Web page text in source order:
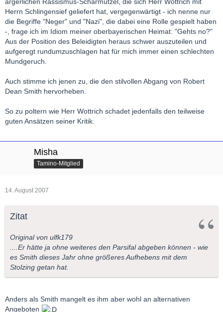
Herrn Schlingensief geliefert hat, vergegenwärtigt - ich nenne nur
die Begriffe "Neger" und "Nazi", die dabei eine Rolle gespielt haben
-, frage ich im Idiom meiner oberbayerischen Heimat: "Gehts no?"
Aus der Position des Beleidigten heraus schwer auszuteilen und
aufgeregt rundumzuschlagen hat für mich immer einen schlechten
Mundgeruch.
Auch stimme ich jenen zu, die den stilvollen Abgang von Robert
Dean Smith hervorheben.
So zu poltern wie Herr Wottrich schadet jedenfalls den teilweise
guten Ansätzen seiner Kritik.
Misha
Tamino-Mitglied
14. August 2007
Zitat
Original von ulfk179
....Er hätte ja ohne weiteres den Parsifal abgeben können - wie
es Smith dieses Jahr ohne größeres Aufhebens mit dem
Stolzing getan hat.
Anders als Smith mangelt es ihm aber wohl an alternativen
Angeboten